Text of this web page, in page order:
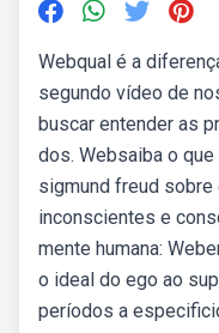
Webqual é a
segundo vídeo de
buscar entender as
dos. Websaiba o
sigmund freud
inconscientes e
mente humana:
o ideal do ego ao
períodos a